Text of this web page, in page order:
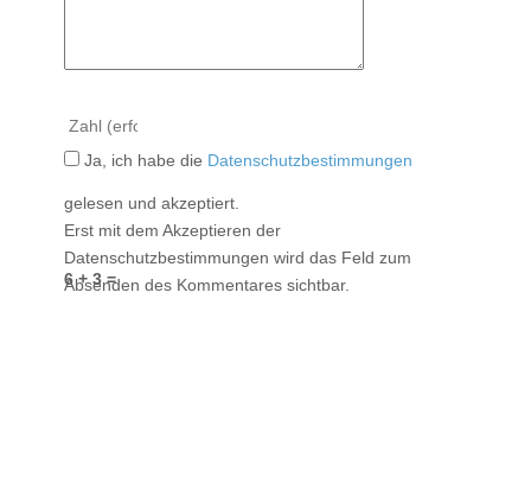
6 + 3 =
Ja, ich habe die Datenschutzbestimmungen
gelesen und akzeptiert.
Erst mit dem Akzeptieren der
Datenschutzbestimmungen wird das Feld zum
Absenden des Kommentares sichtbar.